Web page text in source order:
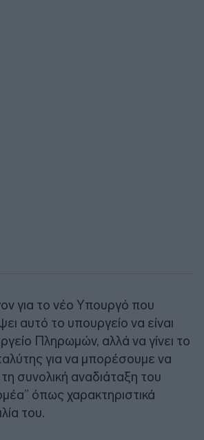
για το νέο Υπουργό που
αυτό το υπουργείο να είναι
Πληρωμών, αλλά να γίνει το
για να μπορέσουμε να
συνολική αναδιάταξη του
όπως χαρακτηριστικά
του.